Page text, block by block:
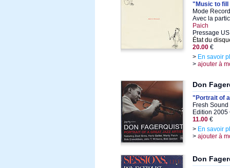
"Music to fill
Mode
Avec la
Paich
Pressage
État du
20.00 €
> En savoir
> ajouter à
Don
"Portrait of
Fresh
Edition 2005
11.00 €
> En savoir
> ajouter à
Don